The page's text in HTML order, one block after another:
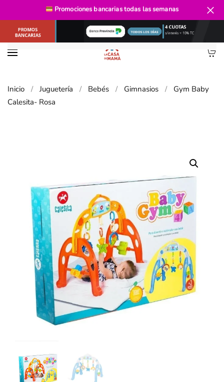
Ir al contenido principal
Inicio Juguetería Bebés Gimnasios
Gym Baby
Calesita- Rosa
Promociones bancariastodas las semanas